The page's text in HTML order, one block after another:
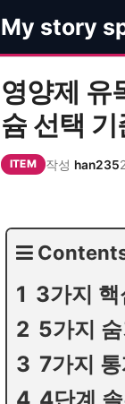
My story
영양제 유
슘 선택 기
ITEM 작성 han235
3가지 핵
5가지
7가지